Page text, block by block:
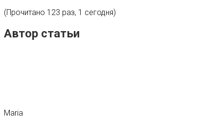
(Прочитано 123 раз, 1 сегодня)
Автор статьи
Maria